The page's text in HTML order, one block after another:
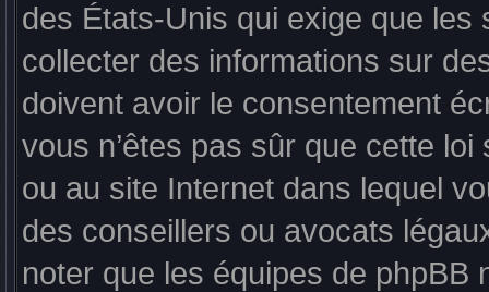
des États-Unis qui exige que
collecter des informations sur
doivent avoir le consentement
vous n’êtes pas sûr que cette
ou au site Internet dans lequel
des conseillers ou avocats
noter que les équipes de phpBB